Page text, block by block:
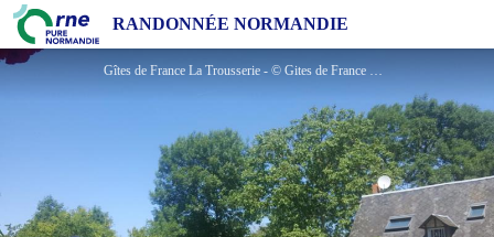
RANDONNÉE NORMANDIE
Gîtes de France La Trousserie
Gîtes de France La Trousserie - © Gites de France Orne